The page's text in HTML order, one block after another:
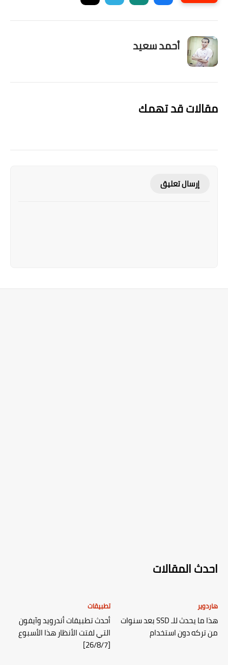
أحمد سعيد
مقالات قد تهمك
إرسال تعليق
احدث المقالات
هاردوير
هذا ما يحدث للـ SSD بعد سنوات
من تركه دون استخدام
تطبيقات
أحدث تطبيقات أندرويد وآيفون
التي لفتت الأنظار هذا الأسبوع
[26/8/7]